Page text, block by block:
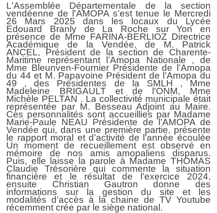
L'Assemblée Départementale de la section
vendéenne de l'AMOPA s'est tenue le Mercredi
26 Mars 2025 dans les locaux du Lycée
Edouard Branly de La Roche sur Yon en
présence de Mme FARINA-BERLIOZ Directrice
Académique de la Vendée, de M. Patrick
ANCEL, Président de la section de Charente-
Maritime représentant l’Amopa Nationale , de
Mme Bleunven-Fournier Présidente de l’Amopa
du 44 et M. Papavoine Président de l’Amopa du
49 , des Présidentes de la SMLH , Mme
Madeleine BRIGAULT et de l'ONM, Mme
Michèle PELTAN . La collectivité municipale était
représentée par M. Besseau Adjoint au Maire.
Ces personnalités sont accueillies par Madame
Marie-Paule NEAU Présidente de l’AMOPA de
Vendée qui, dans une première partie, présente
le rapport moral et d’activité de l’année écoulée
Un moment de recueillement est observé en
mémoire de nos amis amopaliens disparus.
Puis, elle laisse la parole à Madame THOMAS
Claudie Trésorière qui commente la situation
financière et le résultat de l’exercice 2024,
ensuite Christian Gautron donne des
informations sur la gestion du site et les
modalités d’accès à la chaine de TV Youtube
récemment crée par le siège national.